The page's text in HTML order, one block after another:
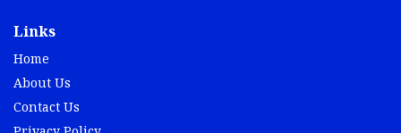
Links
Home
About Us
Contact Us